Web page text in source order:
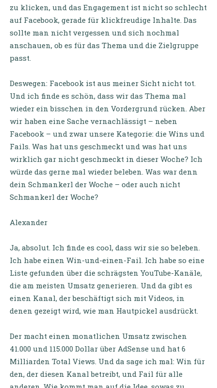
zu klicken, und das Engagement ist nicht so schlecht
auf Facebook, gerade für klickfreudige Inhalte. Das
sollte man nicht vergessen und sich nochmal
anschauen, ob es für das Thema und die Zielgruppe
passt.
Deswegen: Facebook ist aus meiner Sicht nicht tot.
Und ich finde es schön, dass wir das Thema mal
wieder ein bisschen in den Vordergrund rücken. Aber
wir haben eine Sache vernachlässigt – neben
Facebook – und zwar unsere Kategorie: die Wins und
Fails. Was hat uns geschmeckt und was hat uns
wirklich gar nicht geschmeckt in dieser Woche? Ich
würde das gerne mal wieder beleben. Was war denn
dein Schmankerl der Woche – oder auch nicht
Schmankerl der Woche?
Alexander
Ja, absolut. Ich finde es cool, dass wir sie so beleben.
Ich habe einen Win-und-einen-Fail. Ich habe so eine
Liste gefunden über die schrägsten YouTube-Kanäle,
die am meisten Umsatz generieren. Und da gibt es
einen Kanal, der beschäftigt sich mit Videos, in
denen gezeigt wird, wie man Hautpickel ausdrückt.
Der macht einen monatlichen Umsatz zwischen
41.000 und 115.000 Dollar über AdSense und hat 6
Milliarden Total Views. Und da sage ich mal: Win für
den, der diesen Kanal betreibt, und Fail für alle